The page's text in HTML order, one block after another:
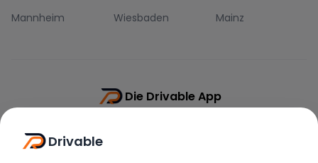
Mannheim
Wiesbaden Mainz
Die Drivable App
Drivable